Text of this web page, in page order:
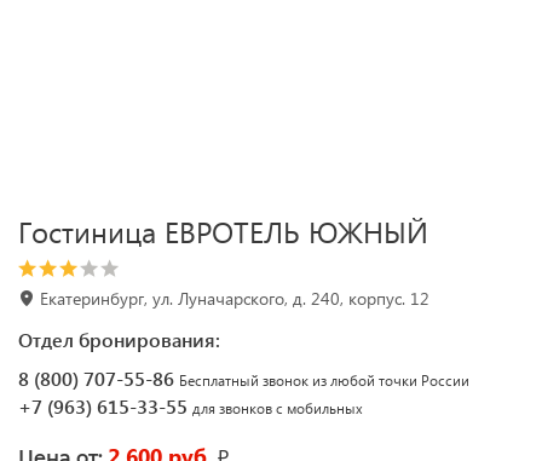
Гостиница ЕВРОТЕЛЬ ЮЖНЫЙ
Екатеринбург, ул. Луначарского, д. 240, корпус. 12
Отдел бронирования:
8 (800) 707-55-86 Бесплатный звонок из любой точки России
+7 (963) 615-33-55 для звонков с мобильных